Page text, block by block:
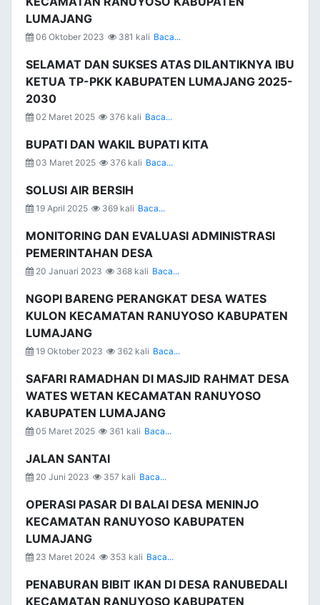
LUMAJANG
06 Oktober 2023 381 kali Baca...
SELAMAT DAN SUKSES ATAS DILANTIKNYA IBU
KETUA TP-PKK KABUPATEN LUMAJANG 2025-
2030
02 Maret 2025 376 kali Baca...
BUPATI DAN WAKIL BUPATI KITA
03 Maret 2025 376 kali Baca...
SOLUSI AIR BERSIH
19 April 2025 369 kali Baca...
MONITORING DAN EVALUASI ADMINISTRASI
PEMERINTAHAN DESA
20 Januari 2023 368 kali Baca...
NGOPI BARENG PERANGKAT DESA WATES
KULON KECAMATAN RANUYOSO KABUPATEN
LUMAJANG
19 Oktober 2023 362 kali Baca...
SAFARI RAMADHAN DI MASJID RAHMAT DESA
WATES WETAN KECAMATAN RANUYOSO
KABUPATEN LUMAJANG
05 Maret 2025 361 kali Baca...
JALAN SANTAI
20 Juni 2023 357 kali Baca...
OPERASI PASAR DI BALAI DESA MENINJO
KECAMATAN RANUYOSO KABUPATEN
LUMAJANG
23 Maret 2024 353 kali Baca...
PENABURAN BIBIT IKAN DI DESA RANUBEDALI
KECAMATAN RANUYOSO KABUPATEN